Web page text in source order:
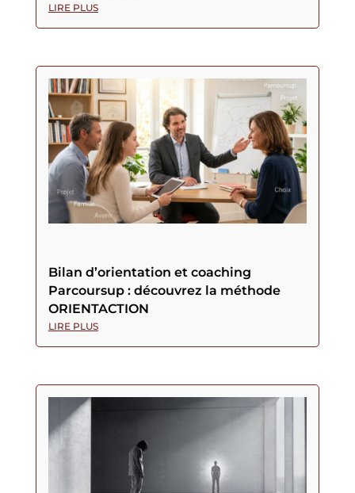
LIRE PLUS
Bilan d’orientation et coaching
Parcoursup : découvrez la méthode
ORIENTACTION
LIRE PLUS